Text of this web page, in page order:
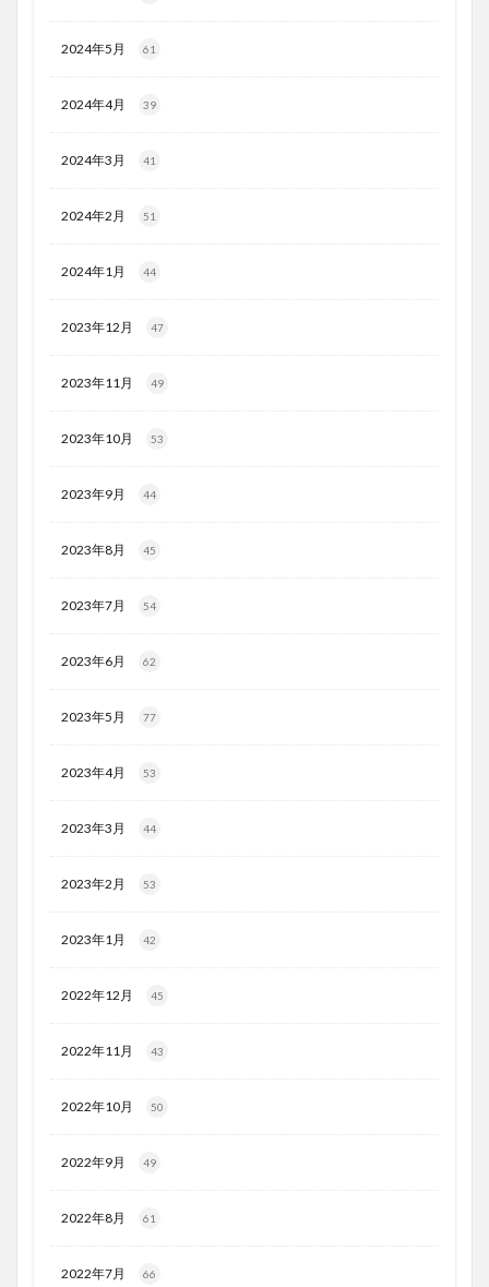
2024年5月 61
2024年4月 39
2024年3月 41
2024年2月 51
2024年1月 44
2023年12月 47
2023年11月 49
2023年10月 53
2023年9月 44
2023年8月 45
2023年7月 54
2023年6月 62
2023年5月 77
2023年4月 53
2023年3月 44
2023年2月 53
2023年1月 42
2022年12月 45
2022年11月 43
2022年10月 50
2022年9月 49
2022年8月 61
2022年7月 66